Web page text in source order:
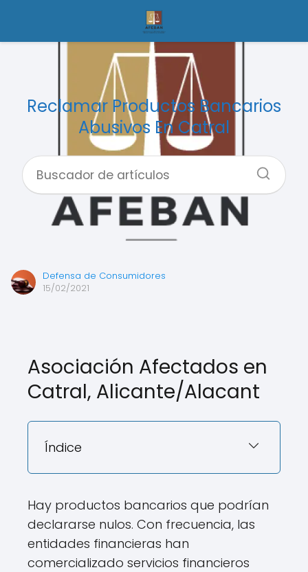
Reclamar Productos Bancarios
Abusivos En Catral
Defensa de Consumidores
15/02/2021
Asociación Afectados en
Catral, Alicante/Alacant
Índice
Hay productos bancarios que podrían
declararse nulos. Con frecuencia, las
entidades financieras han
comercializado servicios financieros